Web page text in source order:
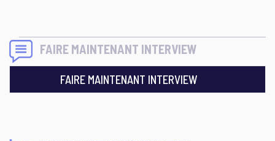
FAIRE MAINTENANT INTERVIEW
FAIRE MAINTENANT INTERVIEW